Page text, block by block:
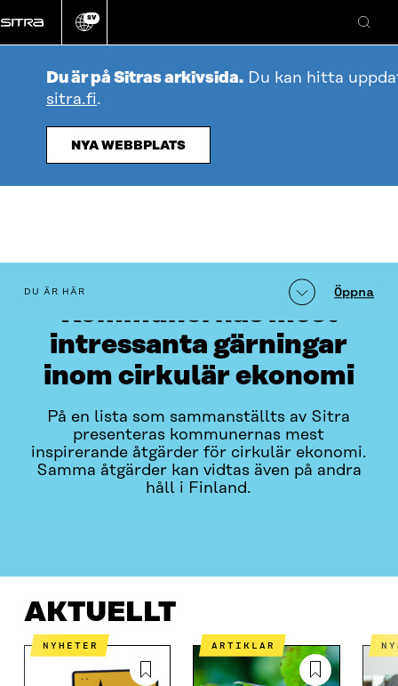
direkt
till
Ändra
språk
SV
Sök
Du är på Sitras arkivsida. Du kan hitta
sitra.fi.
NYA WEBBPLATS
Kommunernas mest
intressanta gärningar
inom cirkulär ekonomi
På en lista som sammanställts av Sitra
presenteras kommunernas mest
inspirerande åtgärder för cirkulär ekonomi.
Samma åtgärder kan vidtas även på andra
håll i Finland.
Innehållsförteckning
DU ÄR HÄR Öppna
AKTUELLT
NYHETER ARTIKLAR